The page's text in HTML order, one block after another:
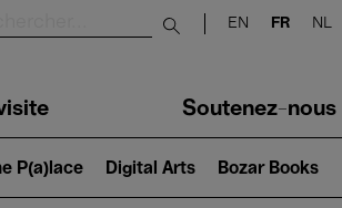
Submit search
EN FR NL
Soutenez-nous
P(a)lace Digital Arts Bozar Books